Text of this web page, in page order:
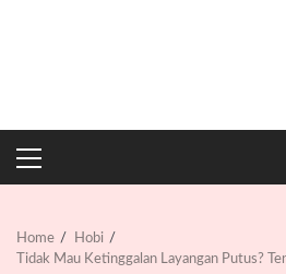
PRIMARY
MENU
Home
Hobi
Tidak Mau Ketinggalan Layangan Putus?